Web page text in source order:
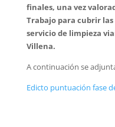
finales, una vez
Trabajo para cubrir
servicio de limpieza
Villena.
A continuación se
Edicto puntuación fase